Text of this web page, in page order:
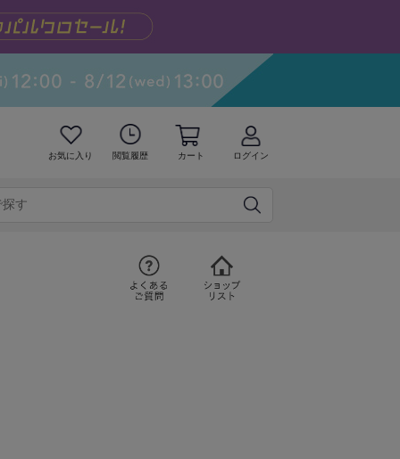
お気に入り 閲覧履歴 カート ログイン